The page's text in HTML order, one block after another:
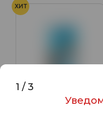
ХИТ
1 /3